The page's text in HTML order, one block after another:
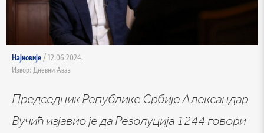
Најновије / 12.06.2024.
Извор: Дневни Аваз
Председник Републике Србије Александар
Вучић изјавио је да Резолуција 1244 говори